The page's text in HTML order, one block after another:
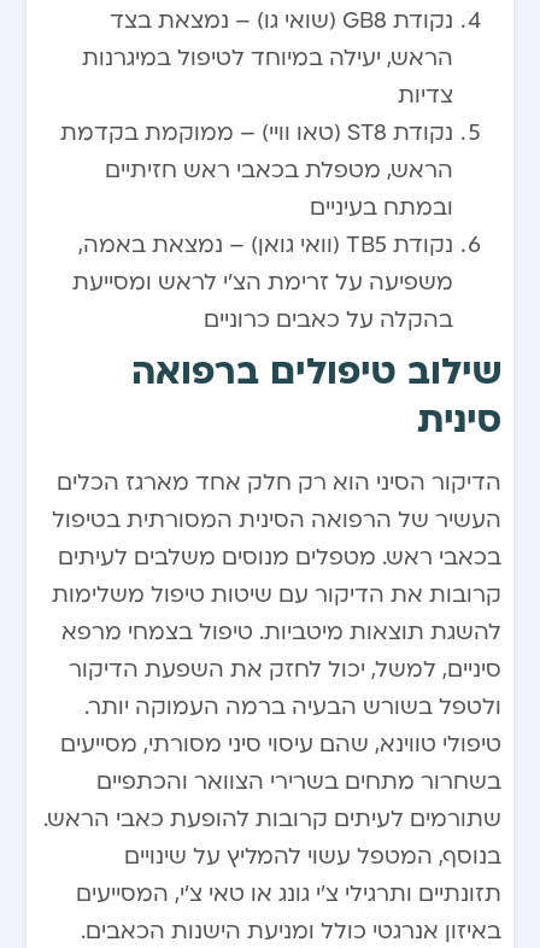
נקודת GB8 (שואי גו) – נמצאת בצד
הראש, יעילה במיוחד לטיפול במיגרנות
צדיות
נקודת ST8 (טאו וויי) – ממוקמת בקדמת
הראש, מטפלת בכאבי ראש חזיתיים
ובמתח בעיניים
נקודת TB5 (וואי גואן) – נמצאת באמה,
משפיעה על זרימת הצ’י לראש ומסייעת
בהקלה על כאבים כרוניים
שילוב טיפולים ברפואה
סינית
הדיקור הסיני הוא רק חלק אחד מארגז הכלים
העשיר של הרפואה הסינית המסורתית בטיפול
בכאבי ראש. מטפלים מנוסים משלבים לעיתים
קרובות את הדיקור עם שיטות טיפול משלימות
להשגת תוצאות מיטביות. טיפול בצמחי מרפא
סיניים, למשל, יכול לחזק את השפעת הדיקור
ולטפל בשורש הבעיה ברמה העמוקה יותר.
טיפולי טווינא, שהם עיסוי סיני מסורתי, מסייעים
בשחרור מתחים בשרירי הצוואר והכתפיים
שתורמים לעיתים קרובות להופעת כאבי הראש.
בנוסף, המטפל עשוי להמליץ על שינויים
תזונתיים ותרגילי צ’י גונג או טאי צ’י, המסייעים
באיזון אנרגטי כולל ומניעת הישנות הכאבים.